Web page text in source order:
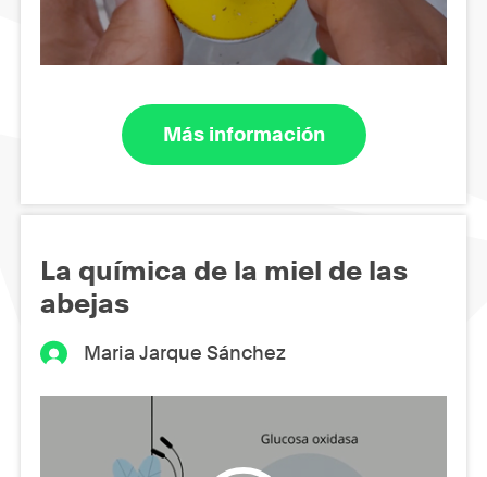
Más información
La química de la miel de las
abejas
Maria Jarque Sánchez